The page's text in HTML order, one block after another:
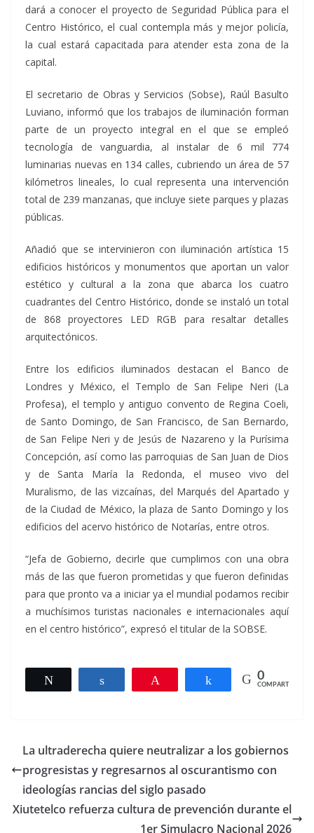
dará a conocer el proyecto de Seguridad Pública para el
Centro Histórico, el cual contempla más y mejor policía,
la cual estará capacitada para atender esta zona de la
capital.
El secretario de Obras y Servicios (Sobse), Raúl Basulto
Luviano, informó que los trabajos de iluminación forman
parte de un proyecto integral en el que se empleó
tecnología de vanguardia, al instalar de 6 mil 774
luminarias nuevas en 134 calles, cubriendo un área de 57
kilómetros lineales, lo cual representa una intervención
total de 239 manzanas, que incluye siete parques y plazas
públicas.
Añadió que se intervinieron con iluminación artística 15
edificios históricos y monumentos que aportan un valor
estético y cultural a la zona que abarca los cuatro
cuadrantes del Centro Histórico, donde se instaló un total
de 868 proyectores LED RGB para resaltar detalles
arquitectónicos.
Entre los edificios iluminados destacan el Banco de
Londres y México, el Templo de San Felipe Neri (La
Profesa), el templo y antiguo convento de Regina Coeli,
de Santo Domingo, de San Francisco, de San Bernardo,
de San Felipe Neri y de Jesús de Nazareno y la Purísima
Concepción, así como las parroquias de San Juan de Dios
y de Santa María la Redonda, el museo vivo del
Muralismo, de las vizcaínas, del Marqués del Apartado y
de la Ciudad de México, la plaza de Santo Domingo y los
edificios del acervo histórico de Notarías, entre otros.
“Jefa de Gobierno, decirle que cumplimos con una obra
más de las que fueron prometidas y que fueron definidas
para que pronto va a iniciar ya el mundial podamos recibir
a muchísimos turistas nacionales e internacionales aquí
en el centro histórico”, expresó el titular de la SOBSE.
Compartir Compartir
0
COMPARTIR
La ultraderecha quiere neutralizar a los gobiernos
progresistas y regresarnos al oscurantismo con
ideologías rancias del siglo pasado
Xiutetelco refuerza cultura de prevención durante el
1er Simulacro Nacional 2026